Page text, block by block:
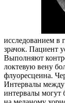
исследованием в
зрачок. Пациент
Выполняют
локтевую вену
флуоресцеина.
Интервалы между
интервалы могут